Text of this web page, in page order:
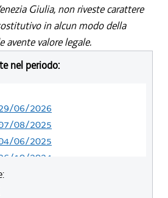
Giulia, non riveste carattere
in alcun modo della
avente valore legale.
nel periodo:
06/2026
08/2025
06/2025
10/2024
05/2024
04/2024